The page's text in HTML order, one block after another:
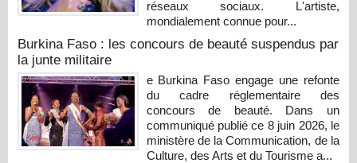
réseaux sociaux. L'artiste,
mondialement connue pour...
Burkina Faso : les concours de beauté suspendus par
la junte militaire
e Burkina Faso engage une refonte
du cadre réglementaire des
concours de beauté. Dans un
communiqué publié ce 8 juin 2026, le
ministère de la Communication, de la
Culture, des Arts et du Tourisme a...